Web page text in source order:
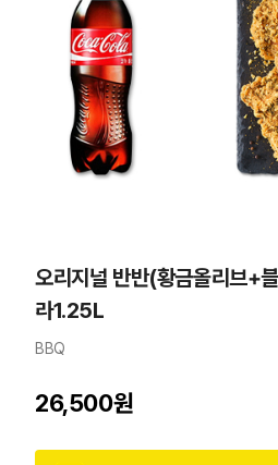
오리지널 반반(황금올리브+
라1.25L
BBQ
26,500원